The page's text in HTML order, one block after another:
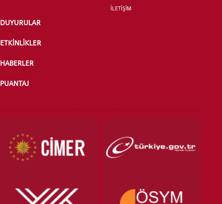
İLETİŞİM
DUYURULAR
ETKİNLİKLER
HABERLER
PUANTAJ